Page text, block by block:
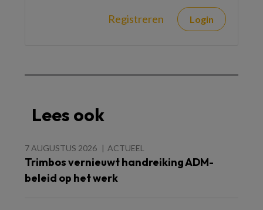
Registreren Login
Lees ook
7 AUGUSTUS 2026 ACTUEEL
Trimbos vernieuwt handreiking ADM-
beleid op het werk